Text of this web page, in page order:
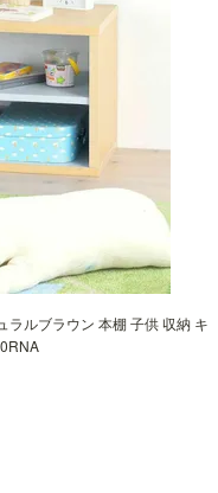
ラルブラウン 本棚 子供 収納 キ